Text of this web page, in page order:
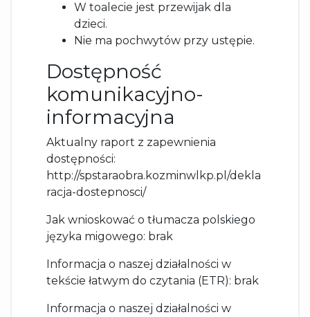
W toalecie jest przewijak dla
dzieci.
Nie ma pochwytów przy ustępie.
Dostępność
komunikacyjno-
informacyjna
Aktualny raport z zapewnienia
dostępności:
http://spstaraobra.kozminwlkp.pl/dekla
racja-dostepnosci/
Jak wnioskować o tłumacza polskiego
języka migowego: brak
Informacja o naszej działalności w
tekście łatwym do czytania (ETR): brak
Informacja o naszej działalności w